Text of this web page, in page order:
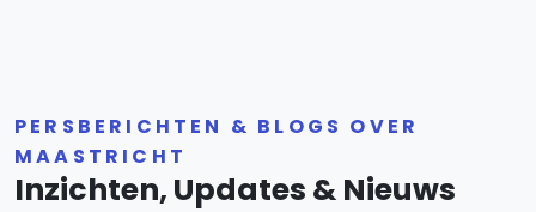
PERSBERICHTEN & BLOGS OVER
MAASTRICHT
Inzichten, Updates & Nieuws